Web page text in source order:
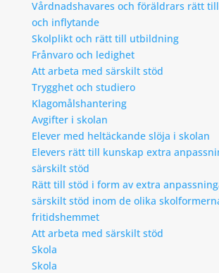
Vårdnadshavares och föräldrars rätt
och inflytande
Skolplikt och rätt till utbildning
Frånvaro och ledighet
Att arbeta med särskilt stöd
Trygghet och studiero
Klagomålshantering
Avgifter i skolan
Elever med heltäckande slöja i skolan
Elevers rätt till kunskap extra
särskilt stöd
Rätt till stöd i form av extra
särskilt stöd inom de olika
fritidshemmet
Att arbeta med särskilt stöd
Skola
Skola